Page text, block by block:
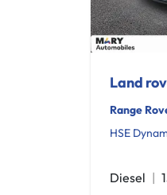
Land
Range
HSE
Diesel